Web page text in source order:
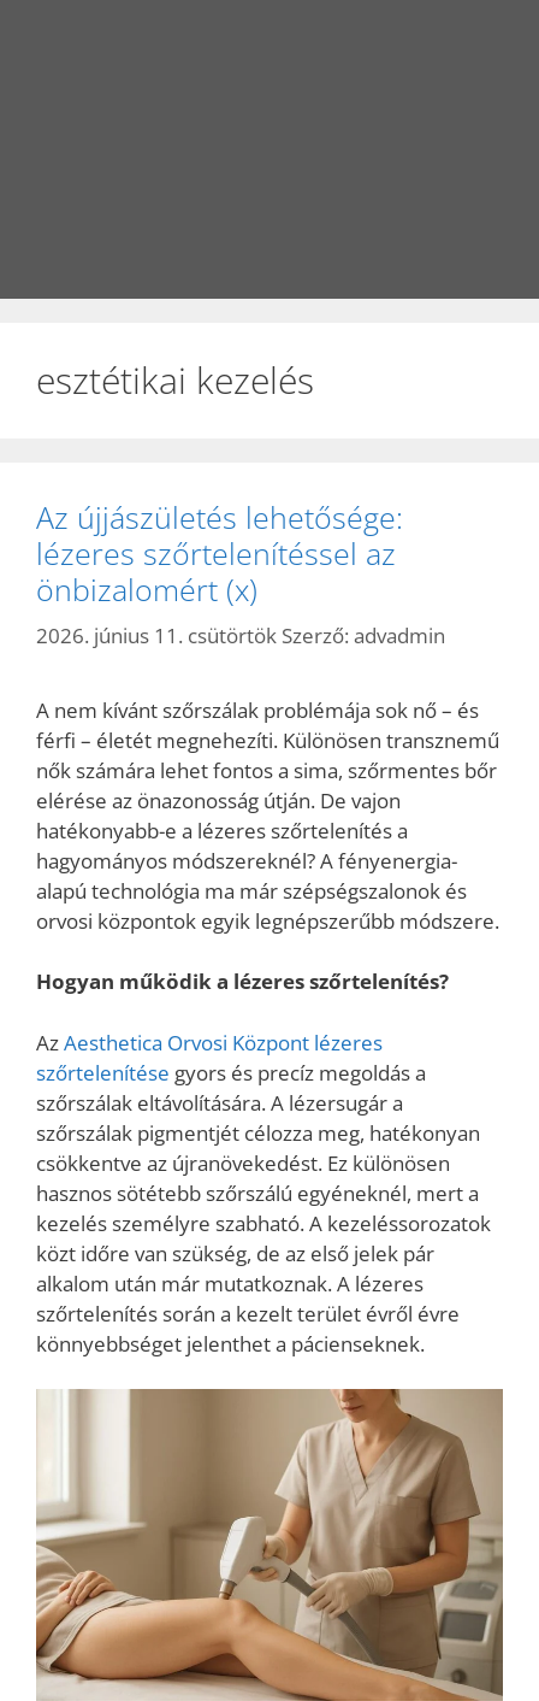
esztétikai kezelés
Az újjászületés lehetősége:
lézeres szőrtelenítéssel az
önbizalomért (x)
2026. június 11. csütörtök Szerző: advadmin
A nem kívánt szőrszálak problémája sok nő – és
férfi – életét megnehezíti. Különösen transznemű
nők számára lehet fontos a sima, szőrmentes bőr
elérése az önazonosság útján. De vajon
hatékonyabb-e a lézeres szőrtelenítés a
hagyományos módszereknél? A fényenergia-
alapú technológia ma már szépségszalonok és
orvosi központok egyik legnépszerűbb módszere.
Hogyan működik a lézeres szőrtelenítés?
AzAesthetica Orvosi Központ lézeres
szőrtelenítése gyors és precíz megoldás a
szőrszálak eltávolítására. A lézersugár a
szőrszálak pigmentjét célozza meg, hatékonyan
csökkentve az újranövekedést. Ez különösen
hasznos sötétebb szőrszálú egyéneknél, mert a
kezelés személyre szabható. A kezeléssorozatok
közt időre van szükség, de az első jelek pár
alkalom után már mutatkoznak. A lézeres
szőrtelenítés során a kezelt terület évről évre
könnyebbséget jelenthet a pácienseknek.